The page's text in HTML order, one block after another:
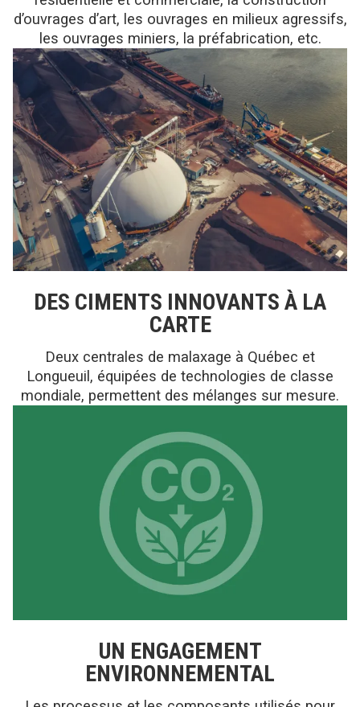
d’ouvrages d’art, les ouvrages en milieux agressifs,
les ouvrages miniers, la préfabrication, etc.
DES CIMENTS INNOVANTS À LA
CARTE
Deux centrales de malaxage à Québec et
Longueuil, équipées de technologies de classe
mondiale, permettent des mélanges sur mesure.
UN ENGAGEMENT
ENVIRONNEMENTAL